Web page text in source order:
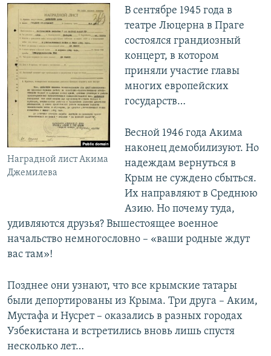
Наградной лист Акима
Джемилева
В сентябре 1945 года в
театре Люцерна в Праге
состоялся грандиозный
концерт, в котором
приняли участие главы
многих европейских
государств…
Весной 1946 года Акима
наконец демобилизуют. Но
надеждам вернуться в
Крым не суждено сбыться.
Их направляют в Среднюю
Азию. Но почему туда,
удивляются друзья? Вышестоящее военное
начальство немногословно – «ваши родные ждут
вас там»!
Позднее они узнают, что все крымские татары
были депортированы из Крыма. Три друга – Аким,
Мустафа и Нусрет – оказались в разных городах
Узбекистана и встретились вновь лишь спустя
несколько лет…